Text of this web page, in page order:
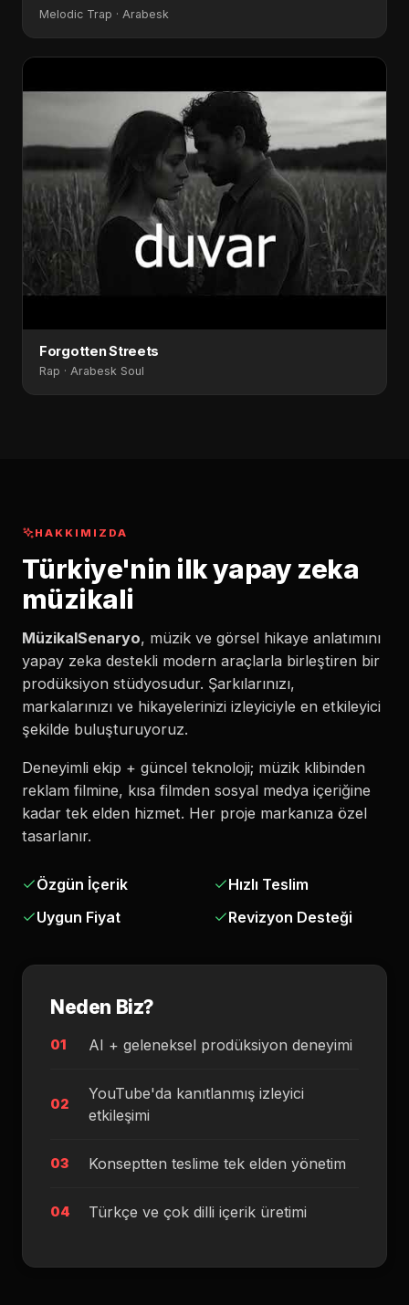
Melodic Trap · Arabesk
Forgotten Streets
Rap · Arabesk Soul
HAKKIMIZDA
Türkiye'nin ilk yapay zeka
müzikali
MüzikalSenaryo, müzik ve görsel hikaye anlatımını
yapay zeka destekli modern araçlarla birleştiren bir
prodüksiyon stüdyosudur. Şarkılarınızı,
markalarınızı ve hikayelerinizi izleyiciyle en etkileyici
şekilde buluşturuyoruz.
Deneyimli ekip + güncel teknoloji; müzik klibinden
reklam filmine, kısa filmden sosyal medya içeriğine
kadar tek elden hizmet. Her proje markanıza özel
tasarlanır.
Özgün İçerik
Hızlı Teslim
Uygun Fiyat
Revizyon Desteği
Neden Biz?
01 AI + geleneksel prodüksiyon deneyimi
02
YouTube'da kanıtlanmış izleyici
etkileşimi
03 Konseptten teslime tek elden yönetim
04 Türkçe ve çok dilli içerik üretimi